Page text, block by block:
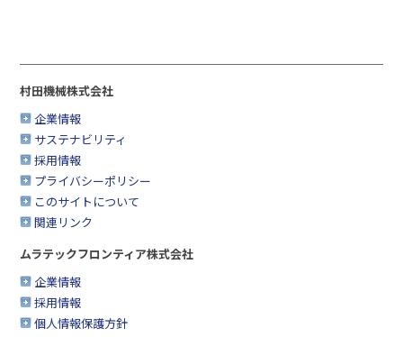
村田機械株式会社
企業情報
サステナビリティ
採用情報
プライバシーポリシー
このサイトについて
関連リンク
ムラテックフロンティア株式会社
企業情報
採用情報
個人情報保護方針